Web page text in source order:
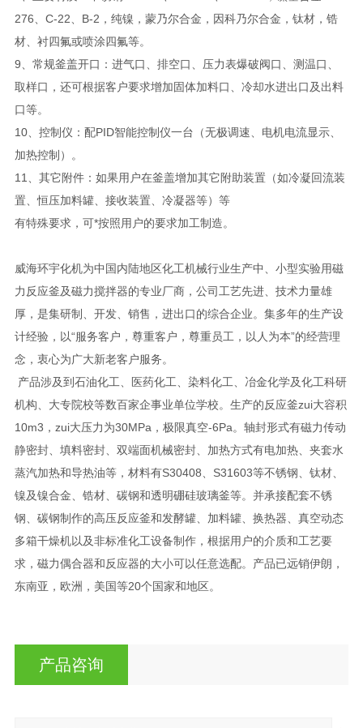
276、C-22、B-2，纯镍，蒙乃尔合金，因科乃尔合金，钛材，锆
材、衬四氟或喷涂四氟等。
9、常规釜盖开口：进气口、排空口、压力表爆破阀口、测温口、
取样口，还可根据客户要求增加固体加料口、冷却水进出口及出料
口等。
10、控制仪：配PID智能控制仪一台（无极调速、电机电流显示、
加热控制）。
11、其它附件：如果用户在釜盖增加其它附助装置（如冷凝回流装
置、恒压加料罐、接收装置、冷凝器等）等
有特殊要求，可*按照用户的要求加工制造。
威海环宇化机为中国内陆地区化工机械行业生产中、小型实验用磁
力反应釜及磁力搅拌器的专业厂商，公司工艺先进、技术力量雄
厚，是集研制、开发、销售，进出口的综合企业。集多年的生产设
计经验，以“服务客户，尊重客户，尊重员工，以人为本”的经营理
念，衷心为广大新老客户服务。
产品涉及到石油化工、医药化工、染料化工、冶金化学及化工科研
机构、大专院校等数百家企事业单位学校。生产的反应釜zui大容积
10m3，zui大压力为30MPa，极限真空-6Pa。轴封形式有磁力传动
静密封、填料密封、双端面机械密封、加热方式有电加热、夹套水
蒸汽加热和导热油等，材料有S30408、S31603等不锈钢、钛材、
镍及镍合金、锆材、碳钢和透明硼硅玻璃釜等。并承接配套不锈
钢、碳钢制作的高压反应釜和发酵罐、加料罐、换热器、真空动态
多箱干燥机以及非标准化工设备制作，根据用户的介质和工艺要
求，磁力偶合器和反应器的大小可以任意选配。产品已远销伊朗，
东南亚，欧洲，美国等20个国家和地区。
产品咨询